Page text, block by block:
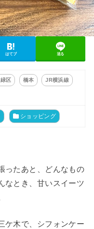
はてブ 送る
区 橋本 JR横浜線
ショッピング
ったあと、どんなもの
なとき、甘いスイーツ
ケ木で、シフォンケー